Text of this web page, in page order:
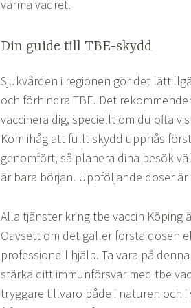
varma vädret.
Din guide till TBE-skydd
Sjukvården i regionen gör det
och förhindra TBE. Det
vaccinera dig, speciellt om du ofta
Kom ihåg att fullt skydd uppnås
genomfört, så planera dina besök
är bara början. Uppföljande doser
Alla tjänster kring tbe vaccin Köping
Oavsett om det gäller första dosen
professionell hjälp. Ta vara på
stärka ditt immunförsvar med tbe
tryggare tillvaro både i naturen och i